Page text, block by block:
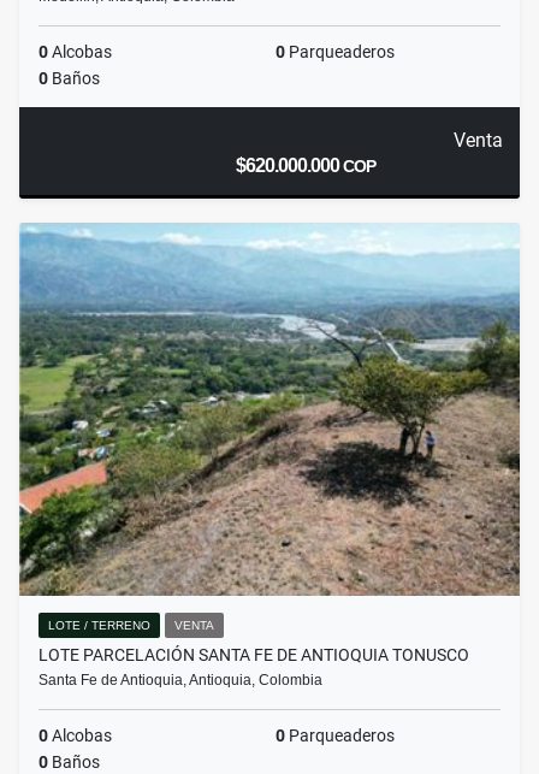
0Alcobas 0 Parqueaderos
0 Baños
Venta
$620.000.000COP
LOTE / TERRENO VENTA
LOTE PARCELACIÓN SANTA FE DE ANTIOQUIA TONUSCO
Santa Fe de Antioquia, Antioquia, Colombia
0Alcobas 0 Parqueaderos
0 Baños